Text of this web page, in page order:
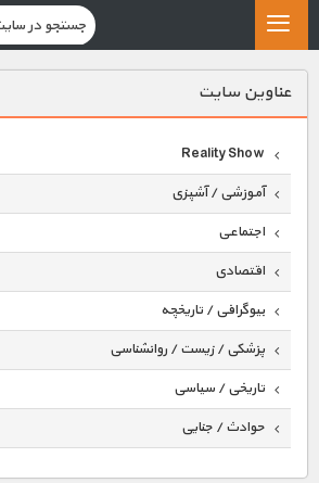
عناوين سايت
Reality Show
آموزشی / آشپزی
اجتماعی
اقتصادی
بیوگرافی / تاریخچه
پزشکی / زیست / روانشناسی
تاریخی / سیاسی
حوادث / جنایی